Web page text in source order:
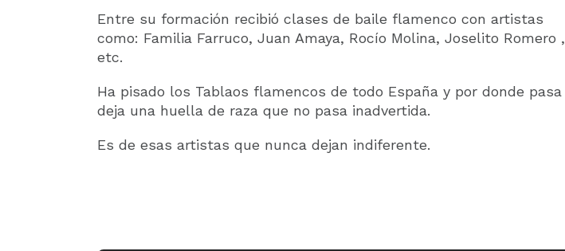
Entre su formación recibió clases de baile flamenco con artistas
como: Familia Farruco, Juan Amaya, Rocío Molina, Joselito Romero ,
etc.
Ha pisado los Tablaos flamencos de todo España y por donde pasa
deja una huella de raza que no pasa inadvertida.
Es de esas artistas que nunca dejan indiferente.